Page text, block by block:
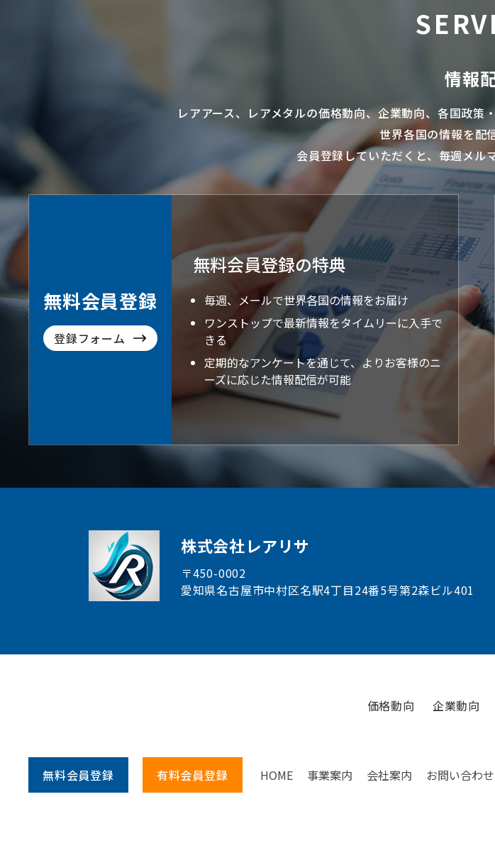
情報
レアアース、 レアメタルの価格動向、企業動向、各国政策
世界各国の情報を配
会員登録していただくと、毎週メル
無料会員登録
登録フォーム
無料会員登録の特典
毎週、メールで世界各国の情報をお届け
ワンストップで最新情報をタイムリーに入手で
きる
定期的なアンケートを通じて、よりお客様のニ
ーズに応じた情報配信が可能
株式会社レアリサ
〒450-0002
愛知県名古屋市中村区名駅4丁目24番5号第2森ビル401
価格動向 企業動向
無料会員登録 有料会員登録 HOME 事業案内 会社案内 お問い合わせ